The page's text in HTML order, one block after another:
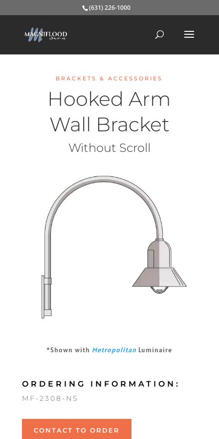
(631) 226-1000
BRACKETS & ACCESSORIES
Hooked Arm
Wall Bracket
Without Scroll
*Shown with Metropolitan Luminaire
ORDERING INFORMATION:
MF-2308-NS
CONTACT TO ORDER